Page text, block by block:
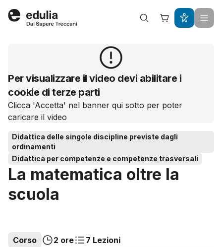
Edulia
Per visualizzare il video devi abilitare i
cookie di terze parti
Clicca 'Accetta' nel banner qui sotto per poter
caricare il video
Didattica delle singole discipline previste dagli
ordinamenti
Didattica per competenze e competenze trasversali
La matematica oltre la
scuola
Corso 2 ore
7 Lezioni